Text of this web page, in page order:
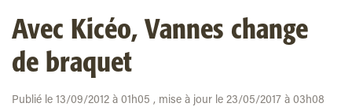
Avec Kicéo, Vannes change
de braquet
Publié le 13/09/2012 à 01h05 , mise à jour le 23/05/2017 à 03h08